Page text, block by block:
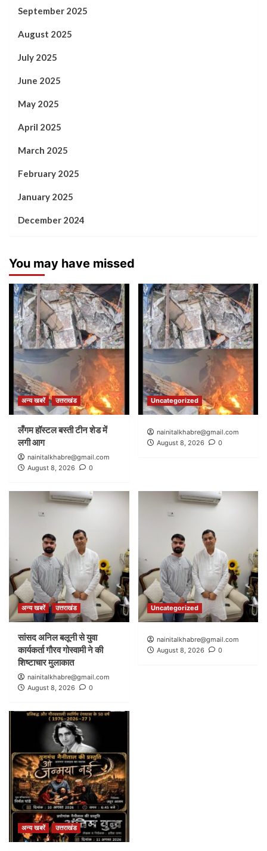
September 2025
August 2025
July 2025
June 2025
May 2025
April 2025
March 2025
February 2025
January 2025
December 2024
You may have missed
अन्य खबरें उत्तराखंड
लँगम हॉस्टल बस्ती टीन शेड में
लगी आग
nainitalkhabre@gmail.com
August 8, 2026
0
Uncategorized
nainitalkhabre@gmail.com
August 8, 2026
0
अन्य खबरें उत्तराखंड
सांसद अनिल बलूनी से युवा
कार्यकर्ता गौरव गोस्वामी ने की
शिष्टाचार मुलाकात
nainitalkhabre@gmail.com
August 8, 2026
0
Uncategorized
nainitalkhabre@gmail.com
August 8, 2026
0
अन्य खबरें उत्तराखंड